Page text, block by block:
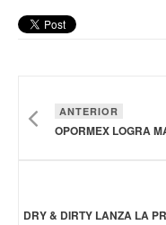
ANTERIOR